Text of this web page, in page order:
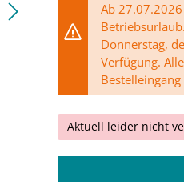
Ab
Donnerstag,
Verfügung.
Aktuell leider nicht